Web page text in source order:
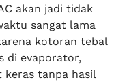
akan jadi tidak
sangat lama
kotoran tebal
di evaporator,
keras tanpa hasil